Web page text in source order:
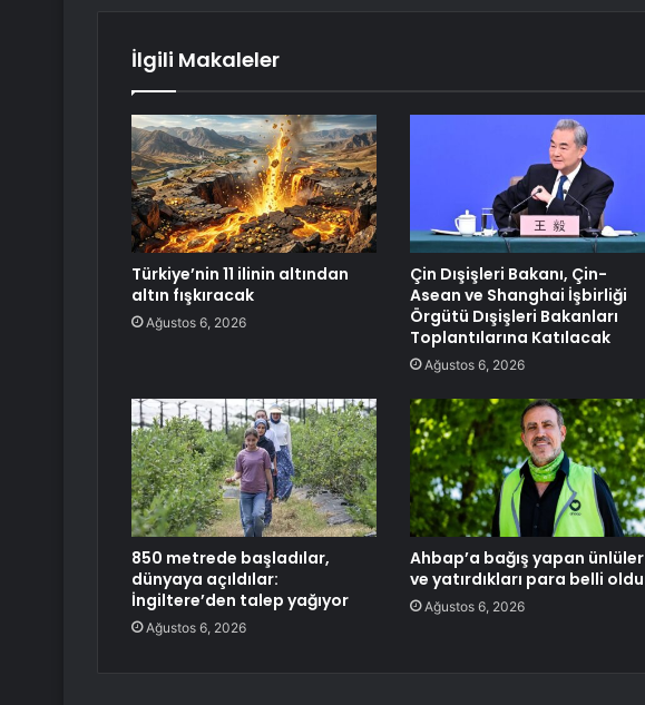
İlgili Makaleler
Türkiye’nin 11 ilinin altından
altın fışkıracak
Ağustos 6, 2026
Çin Dışişleri Bakanı, Çin-
Asean ve Shanghai İşbirliği
Örgütü Dışişleri Bakanları
Toplantılarına Katılacak
Ağustos 6, 2026
850 metrede başladılar,
dünyaya açıldılar:
İngiltere’den talep yağıyor
Ağustos 6, 2026
Ahbap’a bağış yapan ünlüler
ve yatırdıkları para belli oldu
Ağustos 6, 2026